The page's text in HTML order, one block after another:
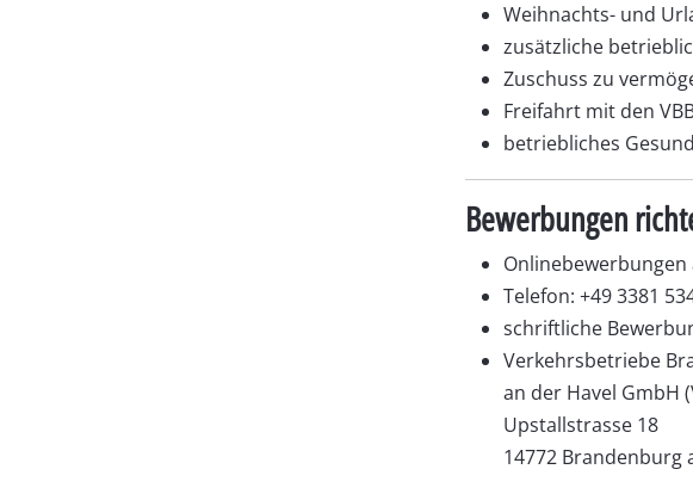
Weihnachts- und
zusätzliche
Zuschuss zu
Freifahrt mit den
betriebliches
Bewerbungen
Onlinebewerbungen
Telefon: +49 3381
schriftliche
Verkehrsbetriebe
an der Havel GmbH
Upstallstrasse 18
14772 Brandenburg